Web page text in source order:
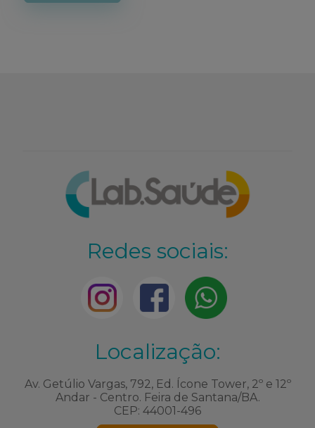
Redes sociais:
Localização:
Av. Getúlio Vargas, 792, Ed. Ícone Tower, 2º e 12º
Andar - Centro. Feira de Santana/BA.
CEP: 44001-496